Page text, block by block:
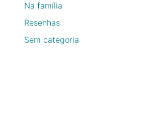
Na família
Resenhas
Sem categoria